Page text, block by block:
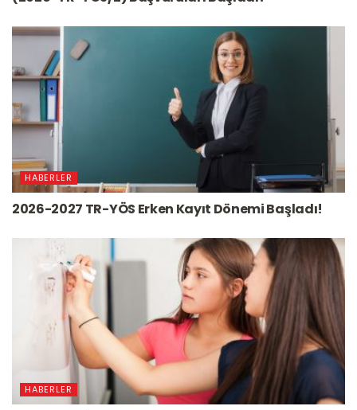
HABERLER
2026-2027 TR-YÖS Erken Kayıt Dönemi Başladı!
HABERLER